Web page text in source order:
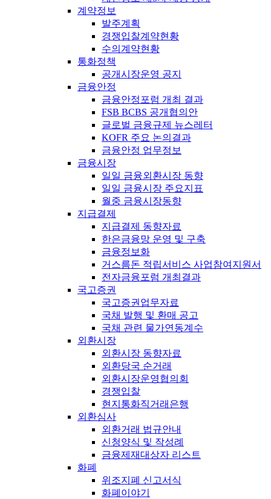
계약정보
발주계획
경쟁입찰계약현황
수의계약현황
통화정책
공개시장운영 공지
금융안정
금융안정포럼 개최 결과
FSB BCBS 공개협의안
글로벌 금융규제 뉴스레터
KOFR 주요 논의결과
금융안정 업무정보
금융시장
일일 금융외환시장 동향
일일 금융시장 주요지표
월중 금융시장동향
지급결제
지급결제 동향자료
한은금융망 운영 및 구축
금융정보화
거스름돈 적립서비스 사업참여지원서
전자금융포럼 개최결과
국고증권
국고증권업무자료
국채 발행 및 환매 공고
국채 관련 물가연동계수
외환시장
외환시장 동향자료
외환당국 순거래
외환시장운영협의회
경쟁입찰
현지통화직거래은행
외환심사
외환거래 법규안내
신청양식 및 작성례
금융제재대상자 리스트
화폐
위조지폐 신고서식
화폐이야기